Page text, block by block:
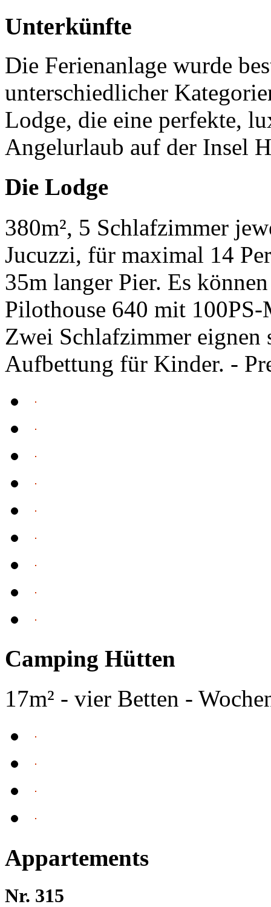
Unterkünfte
Die Ferienanlage wurde
unterschiedlicher
Lodge, die eine perfekte,
Angelurlaub auf der Insel
Die Lodge
380m², 5 Schlafzimmer
Jucuzzi, für maximal 14
35m langer Pier. Es
Pilothouse 640 mit
Zwei Schlafzimmer eignen
Aufbettung für Kinder. -
Camping Hütten
17m² - vier Betten -
Appartements
Nr. 315